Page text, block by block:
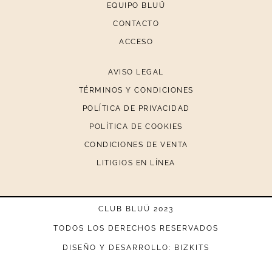
EQUIPO BLUÜ
CONTACTO
ACCESO
AVISO LEGAL
TÉRMINOS Y CONDICIONES
POLÍTICA DE PRIVACIDAD
POLÍTICA DE COOKIES
CONDICIONES DE VENTA
LITIGIOS EN LÍNEA
CLUB BLUÜ 2023
TODOS LOS DERECHOS RESERVADOS
DISEÑO Y DESARROLLO: BIZKITS